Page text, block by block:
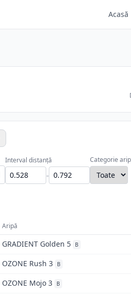
Acasă
Interval distanță
-
Categorie
Aripă
GRADIENT Golden 5 B
OZONE Rush 3 B
OZONE Mojo 3 B